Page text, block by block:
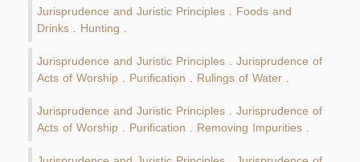
Jurisprudence and Juristic Principles Foods and
Drinks Hunting
Jurisprudence and Juristic Principles Jurisprudence of
Acts of Worship Purification Rulings of Water
Jurisprudence and Juristic Principles Jurisprudence of
Acts of Worship Purification Removing Impurities